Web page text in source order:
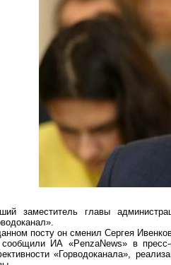
заместитель главы
».
посту он сменил Сергея
сообщили ИА «PenzaNews» в
«Горводоканала»,